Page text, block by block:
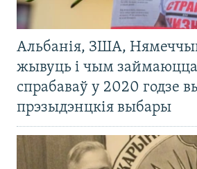
Альбанія, ЗША,
жывуць і чым
спрабаваў у 2020 годзе
прэзыдэнцкія выбары